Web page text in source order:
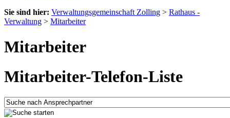
Sie sind hier: Verwaltungsgemeinschaft Zolling > Rathaus -
Verwaltung > Mitarbeiter
Mitarbeiter
Mitarbeiter-Telefon-Liste